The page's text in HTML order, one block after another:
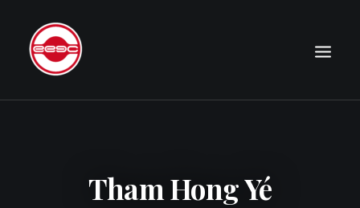
Tham Hong Yé